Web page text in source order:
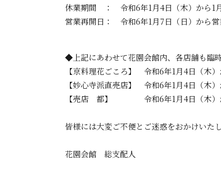
休業期間 ： 令和6年1月4日（木）から1月
営業再開日： 令和6年1月7日（日）から営
◆上記にあわせて花園会館内、各店舗も臨時
【京料理花ごころ】 令和6年1月4日（木
【妙心寺派直売店】 令和6年1月4日（木
【売店 都】 令和6年1月4日（木）か
皆様には大変ご不便とご迷惑をおかけいた
花園会館 総支配人